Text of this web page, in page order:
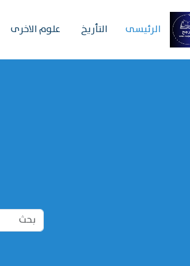
الرئیسی التأريخ علوم الاخرى